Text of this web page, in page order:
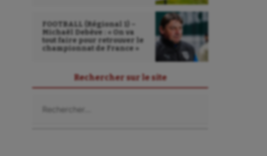
FOOTBALL (Régional 1) –
Michaël Debève : « On va
tout faire pour retrouver le
championnat de France »
Rechercher sur le site